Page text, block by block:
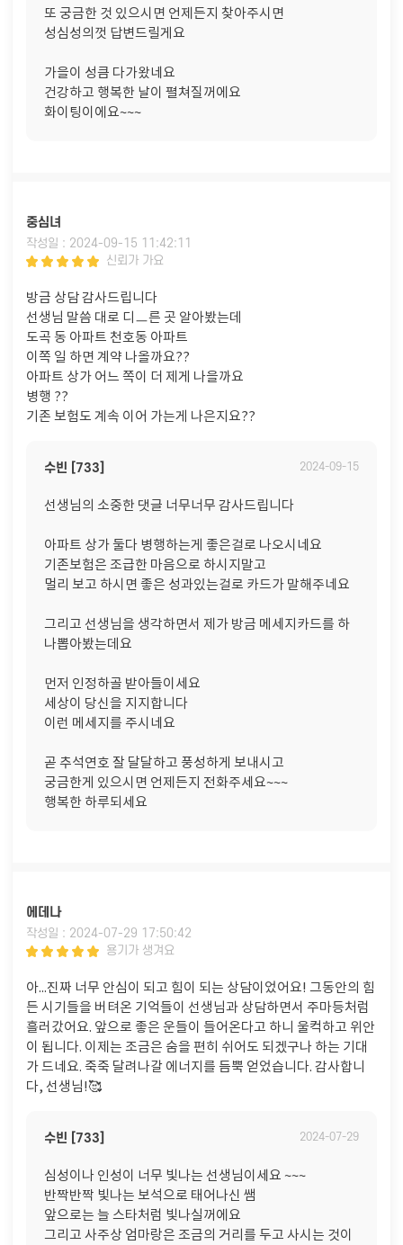
또 궁금한 것 있으시면 언제든지 찾아주시면
성심성의껏 답변드릴게요
가을이 성큼 다가왔네요
건강하고 행복한 날이 펼쳐질꺼에요
화이팅이에요~~~
중심녀
작성일 : 2024-09-15 11:42:11
신뢰가 가요
방금 상담 감사드립니다
선생님 말씀 대로 디ㅡ른 곳 알아봤는데
도곡 동 아파트 천호동 아파트
이쪽 일 하면 계약 나올까요??
아파트 상가 어느 쪽이 더 제게 나을까요
병행 ??
기존 보험도 계속 이어 가는게 나은지요??
수빈 [733] 2024-09-15
선생님의 소중한 댓글 너무너무 감사드립니다
아파트 상가 둘다 병행하는게 좋은걸로 나오시네요
기존보험은 조급한 마음으로 하시지말고
멀리 보고 하시면 좋은 성과있는걸로 카드가 말해주네요
그리고 선생님을 생각하면서 제가 방금 메세지카드를 하
나뽑아봤는데요
먼저 인정하골 받아들이세요
세상이 당신을 지지합니다
이런 메세지를 주시네요
곧 추석연호 잘 달달하고 풍성하게 보내시고
궁금한게 있으시면 언제든지 전화주세요~~~
행복한 하루되세요
에데나
작성일 : 2024-07-29 17:50:42
용기가 생겨요
아...진짜 너무 안심이 되고 힘이 되는 상담이었어요! 그동안의 힘
든 시기들을 버텨온 기억들이 선생님과 상담하면서 주마등처럼
흘러갔어요. 앞으로 좋은 운들이 들어온다고 하니 울컥하고 위안
이 됩니다. 이제는 조금은 숨을 편히 쉬어도 되겠구나 하는 기대
가 드네요. 죽죽 달려나갈 에너지를 듬뿍 얻었습니다. 감사합니
다, 선생님!🥰
수빈 [733] 2024-07-29
심성이나 인성이 너무 빛나는 선생님이세요 ~~~
반짝반짝 빛나는 보석으로 태어나신 쌤
앞으로는 늘 스타처럼 빛나실꺼에요
그리고 사주상 엄마랑은 조금의 거리를 두고 사시는 것이